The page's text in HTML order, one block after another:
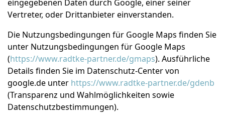
eingegebenen Daten durch Google, einer seiner
Vertreter, oder Drittanbieter einverstanden.
Die Nutzungsbedingungen für Google Maps finden Sie
unter Nutzungsbedingungen für Google Maps
(https://www.radtke-partner.de/gmaps). Ausführliche
Details finden Sie im Datenschutz-Center von
google.de unter https://www.radtke-partner.de/gdenb
(Transparenz und Wahlmöglichkeiten sowie
Datenschutzbestimmungen).